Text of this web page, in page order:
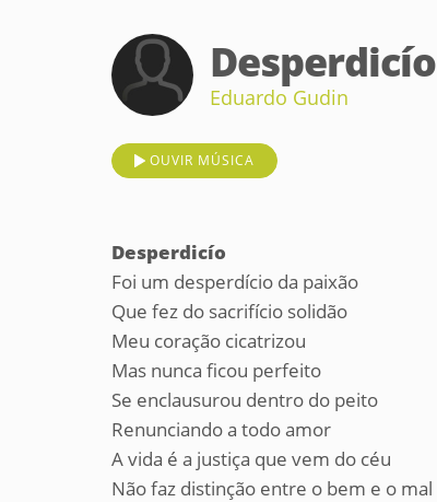
Desperdicío
Eduardo Gudin
OUVIR MÚSICA
Desperdicío
Foi um desperdício da paixão
Que fez do sacrifício solidão
Meu coração cicatrizou
Mas nunca ficou perfeito
Se enclausurou dentro do peito
Renunciando a todo amor
A vida é a justiça que vem do céu
Não faz distinção entre o bem e o mal